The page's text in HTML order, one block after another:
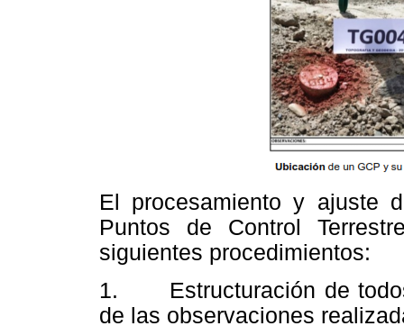
El procesamiento y ajuste
Puntos de Control
siguientes procedimientos:
1. Estructuración de todos
de las observaciones